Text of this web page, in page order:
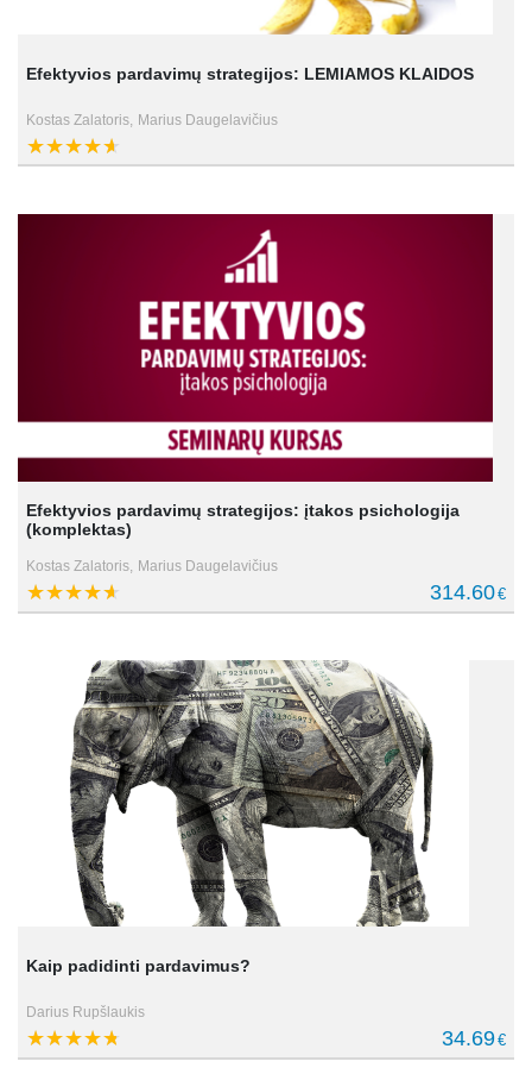
Efektyvios pardavimų strategijos: LEMIAMOS KLAIDOS
Kostas Zalatoris, Marius Daugelavičius
Efektyvios pardavimų strategijos: įtakos psichologija
(komplektas)
Kostas Zalatoris, Marius Daugelavičius
314.60€
Kaip padidinti pardavimus?
Darius Rupšlaukis
34.69€